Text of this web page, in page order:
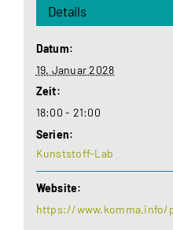
Details
Datum:
19. Januar 2028
Zeit:
18:00 - 21:00
Serien:
Kunststoff-Lab
Website:
https://www.komma.info/